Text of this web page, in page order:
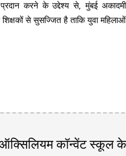
प्रदान करने के उद्देश्य से, मुंबई
से सुसज्जित है ताकि युवा महिलाओं
कॉन्वेंट स्कूल